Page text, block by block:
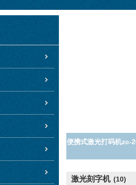
普朗克光纤激光打标
激光刻字机 (10)